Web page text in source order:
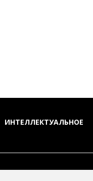
ИНТЕЛЛЕКТУАЛЬНОЕ